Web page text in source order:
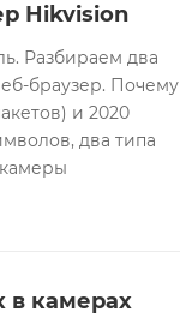
Hikvision
Разбираем два
браузер. Почему
и 2020
два типа
в камерах